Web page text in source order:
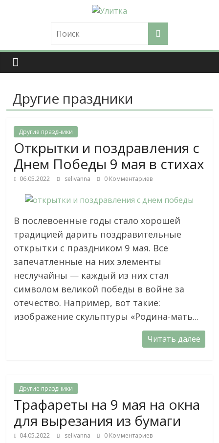
Улитка
Журнал
мудрой
женщины.
полезно
главном
Другие праздники
Другие праздники
Открытки и поздравления с
Днем Победы 9 мая в стихах
06.05.2022 selivanna 0 Комментариев
В послевоенные годы стало хорошей
традицией дарить поздравительные
открытки с праздником 9 мая. Все
запечатленные на них элементы
неслучайны — каждый из них стал
символом великой победы в войне за
отечество. Например, вот такие:
изображение скульптуры «Родина-мать...
Читать далее
Другие праздники
Трафареты на 9 мая на окна
для вырезания из бумаги
04.05.2022 selivanna 0 Комментариев